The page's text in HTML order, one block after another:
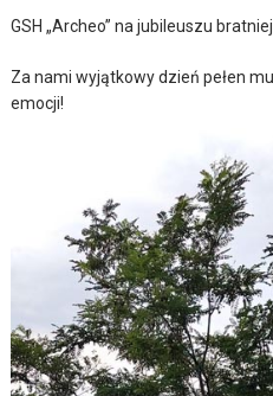
GSH „Archeo” na jubileuszu
Za nami wyjątkowy dzień pełen
emocji!